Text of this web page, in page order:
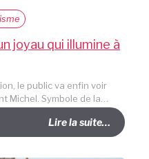
joyau qui illumine à
le public va enfin voir
Michel. Symbole de la…
Lire la suite…